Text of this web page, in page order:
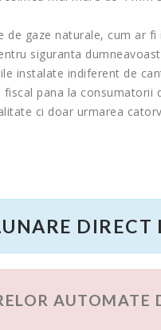
gaze naturale, cum ar
siguranta
instalate indiferent de
pana la consumatorii
ci doar urmarea
AUTOMATE